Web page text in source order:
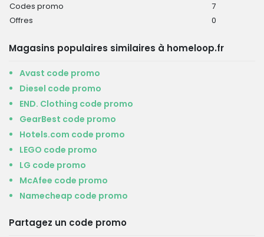
Codes promo
7
Offres
0
Magasins populaires similaires à homeloop.fr
Avast code promo
Diesel code promo
END. Clothing code promo
GearBest code promo
Hotels.com code promo
LEGO code promo
LG code promo
McAfee code promo
Namecheap code promo
Partagez un code promo